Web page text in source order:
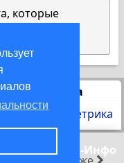
которые
Статистика
Азов-точка-Инфо